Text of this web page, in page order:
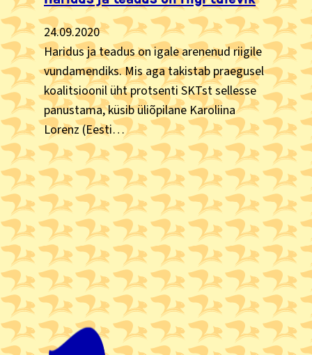
24.09.2020
Haridus ja teadus on igale arenenud riigile
vundamendiks. Mis aga takistab praegusel
koalitsioonil üht protsenti SKTst sellesse
panustama, küsib üliõpilane Karoliina
Lorenz (Eesti…